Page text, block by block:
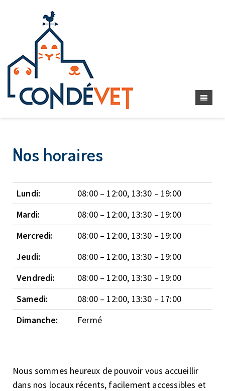
Nos horaires
Lundi:
08:00 – 12:00, 13:30 – 19:00
Mardi:
08:00 – 12:00, 13:30 – 19:00
Mercredi:
08:00 – 12:00, 13:30 – 19:00
Jeudi:
08:00 – 12:00, 13:30 – 19:00
Vendredi:
08:00 – 12:00, 13:30 – 19:00
Samedi:
08:00 – 12:00, 13:30 – 17:00
Dimanche:
Fermé
Nous sommes heureux de pouvoir vous accueillir
dans nos locaux récents, facilement accessibles et